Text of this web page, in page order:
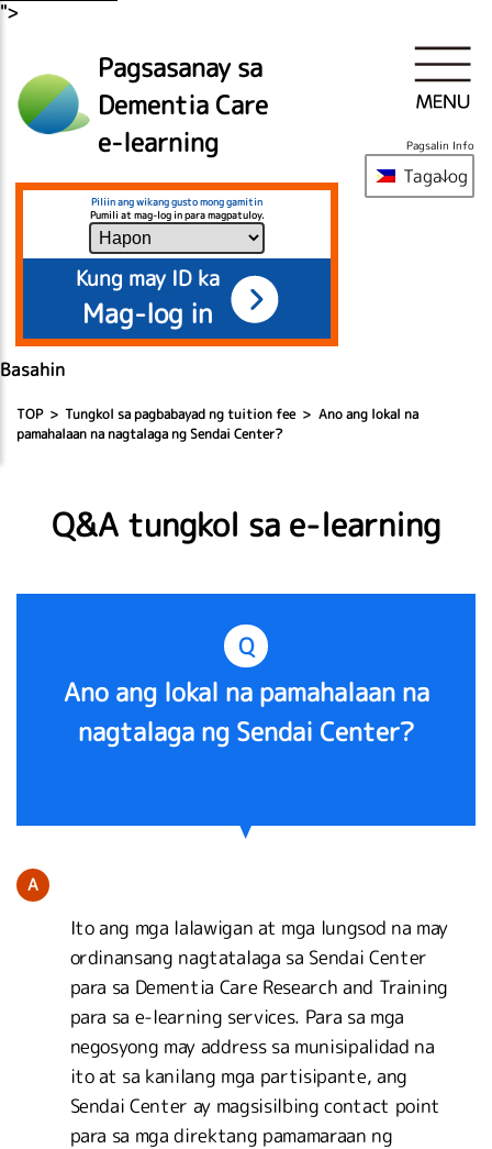
">
Pagsasanay sa
Dementia Care
e-learning
Piliin ang wikang gusto mong gamitin
Pumili at mag-log in para magpatuloy.
Kung may ID ka
Mag-log in
Basahin
Pagsalin Info
Tagalog
TOP Tungkol sa pagbabayad ng tuition fee
Ano ang lokal na
pamahalaan na nagtalaga ng Sendai Center?
Q&A tungkol sa e-learning
Q
Ano ang lokal na pamahalaan na
nagtalaga ng Sendai Center?
A
Ito ang mga lalawigan at mga lungsod na may
ordinansang nagtatalaga sa Sendai Center
para sa Dementia Care Research and Training
para sa e-learning services. Para sa mga
negosyong may address sa munisipalidad na
ito at sa kanilang mga partisipante, ang
Sendai Center ay magsisilbing contact point
para sa mga direktang pamamaraan ng